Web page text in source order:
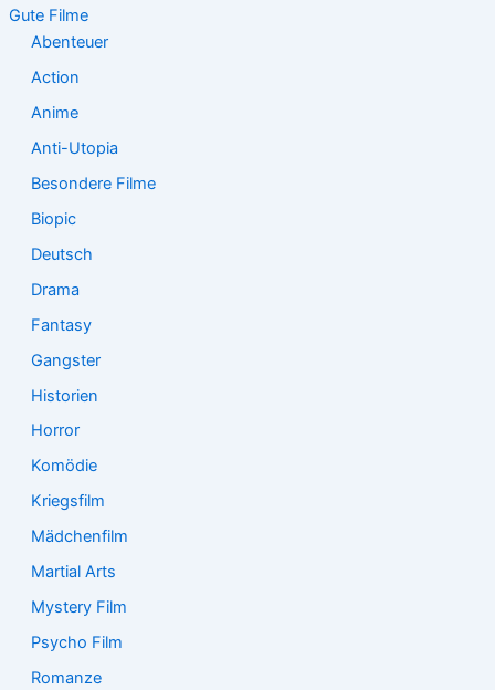
n
Gute Filme
Abenteuer
Action
Anime
Anti-Utopia
Besondere Filme
Biopic
Deutsch
Drama
Fantasy
Gangster
Historien
Horror
Komödie
Kriegsfilm
Mädchenfilm
Martial Arts
Mystery Film
Psycho Film
Romanze